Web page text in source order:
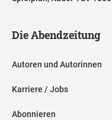
Die Abendzeitung
Autoren und Autorinnen
Karriere / Jobs
Abonnieren